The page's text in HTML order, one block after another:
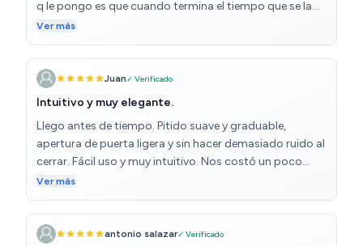
q le pongo es que cuando termina el tiempo que se la
programado la alarma no se calla hasta que no vas a
abrir la puerta y para mí es un poco molesto
Ver más
Juan✓ Verificado
Intuitivo y muy elegante.
Llego antes de tiempo. Pitido suave y graduable,
apertura de puerta ligera y sin hacer demasiado ruido al
cerrar. Fácil uso y muy intuitivo. Nos costó un poco
instalarlo pero finalmente pudimos hacerlo.
Ver más
antonio salazar✓ Verificado